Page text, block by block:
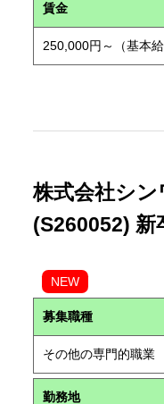
賃金
250,000円～（基本給
株式会社シ
(S260052) 新
NEW
募集職種
その他の専門的職業
勤務地